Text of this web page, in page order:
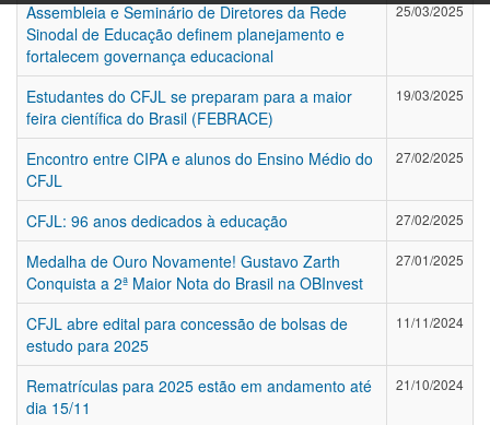
Assembleia e Seminário de Diretores da Rede
Sinodal de Educação definem planejamento e
fortalecem governança educacional
25/03/2025
Estudantes do CFJL se preparam para a maior
feira científica do Brasil (FEBRACE)
19/03/2025
Encontro entre CIPA e alunos do Ensino Médio do
CFJL
27/02/2025
CFJL: 96 anos dedicados à educação 27/02/2025
Medalha de Ouro Novamente! Gustavo Zarth
Conquista a 2ª Maior Nota do Brasil na OBInvest
27/01/2025
CFJL abre edital para concessão de bolsas de
estudo para 2025
11/11/2024
Rematrículas para 2025 estão em andamento até
dia 15/11
21/10/2024